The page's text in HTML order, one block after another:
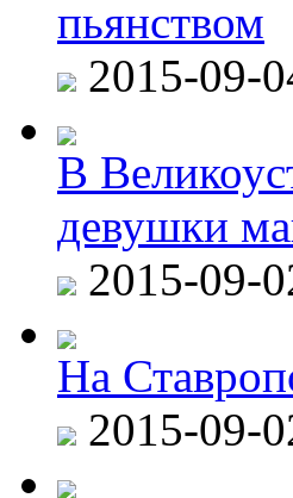
пьянством
2015-09-
В
девушки
2015-09-
На
2015-09-